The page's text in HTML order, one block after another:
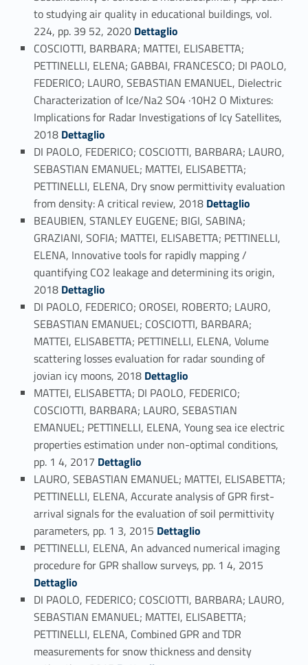
to studying air quality in educational buildings, vol.
224, pp. 39 52, 2020Link identifier #identifier_person_46542-94
Dettaglio
COSCIOTTI, BARBARA; MATTEI, ELISABETTA;
PETTINELLI, ELENA; GABBAI, FRANCESCO; DI PAOLO,
FEDERICO; LAURO, SEBASTIAN EMANUEL, Dielectric
Characterization of Ice/Na2 SO4 ·10H2 O Mixtures:
Implications for Radar Investigations of Icy Satellites,
2018 Link identifier #identifier_person_147882-95
Dettaglio
DI PAOLO, FEDERICO; COSCIOTTI, BARBARA; LAURO,
SEBASTIAN EMANUEL; MATTEI, ELISABETTA;
PETTINELLI, ELENA, Dry snow permittivity evaluation
from density: A critical review, 2018 Link identifier #identifier_person_136954-96
Dettaglio
BEAUBIEN, STANLEY EUGENE; BIGI, SABINA;
GRAZIANI, SOFIA; MATTEI, ELISABETTA; PETTINELLI,
ELENA, Innovative tools for rapidly mapping /
quantifying CO2 leakage and determining its origin,
2018 Link identifier #identifier_person_84439-97
Dettaglio
DI PAOLO, FEDERICO; OROSEI, ROBERTO; LAURO,
SEBASTIAN EMANUEL; COSCIOTTI, BARBARA;
MATTEI, ELISABETTA; PETTINELLI, ELENA, Volume
scattering losses evaluation for radar sounding of
jovian icy moons, 2018 Link identifier #identifier_person_181784-98
Dettaglio
MATTEI, ELISABETTA; DI PAOLO, FEDERICO;
COSCIOTTI, BARBARA; LAURO, SEBASTIAN
EMANUEL; PETTINELLI, ELENA, Young sea ice electric
properties estimation under non-optimal conditions,
pp. 1 4, 2017 Link identifier #identifier_person_117286-99
Dettaglio
LAURO, SEBASTIAN EMANUEL; MATTEI, ELISABETTA;
PETTINELLI, ELENA, Accurate analysis of GPR first-
arrival signals for the evaluation of soil permittivity
parameters, pp. 1 3, 2015 Link identifier #identifier_person_15719-100
Dettaglio
PETTINELLI, ELENA, An advanced numerical imaging
procedure for GPR shallow surveys, pp. 1 4, 2015Link identifier #identifier_person_77567-101
Dettaglio
DI PAOLO, FEDERICO; COSCIOTTI, BARBARA; LAURO,
SEBASTIAN EMANUEL; MATTEI, ELISABETTA;
PETTINELLI, ELENA, Combined GPR and TDR
measurements for snow thickness and density